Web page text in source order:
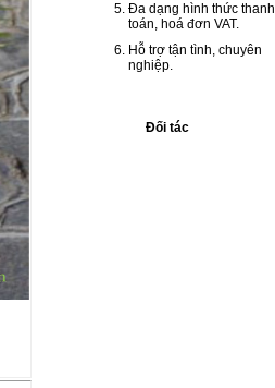
Đa dạng hình thức thanh
toán, hoá đơn VAT.
Hỗ trợ tận tình, chuyên
nghiệp.
Đối tác